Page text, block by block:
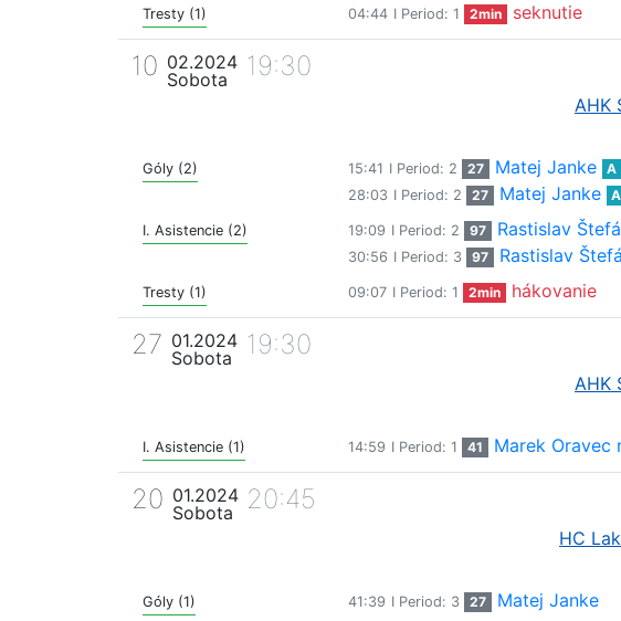
Tresty (1) 04:44 I Period: 1 2min seknutie
10 02.2024
Sobota
19:30
AHK
Góly (2) 15:41 I Period: 2 27 Matej Janke A
28:03 I Period: 2 27 Matej Janke A
I. Asistencie (2) 19:09 I Period: 2 97 Rastislav
30:56 I Period: 3 97 Rastislav
Tresty (1) 09:07 I Period: 1 2min hákovanie
27 01.2024
Sobota
19:30
AHK
I. Asistencie (1) 14:59 I Period: 1 41 Marek Oravec
20 01.2024
Sobota
20:45
HC
Góly (1) 41:39 I Period: 3 27 Matej Janke